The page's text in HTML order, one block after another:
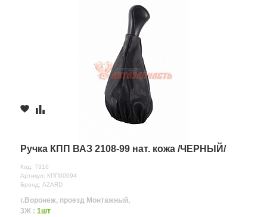
Ручка КПП ВАЗ 2108-99 нат. кожа /ЧЕРНЫЙ/
Код: 7316
Артикул: КПП00094
Бренд: AZARD
г.Воронеж, проезд Монтажный,
3Ж : 1шт